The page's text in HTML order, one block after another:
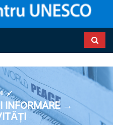
INFORMARE →